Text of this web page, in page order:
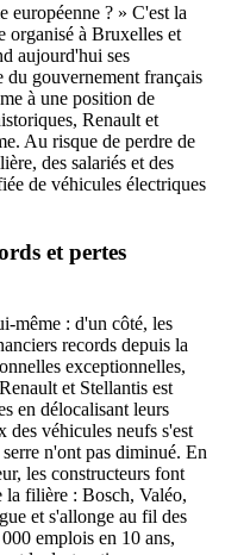
européenne ? » C'est la
organisé à Bruxelles et
aujourd'hui ses
du gouvernement français
à une position de
Renault et
Au risque de perdre de
des salariés et des
de véhicules électriques
et pertes
même : d'un côté, les
records depuis la
exceptionnelles,
et Stellantis est
en délocalisant leurs
véhicules neufs s'est
n'ont pas diminué. En
les constructeurs font
la filière : Bosch, Valéo,
et s'allonge au fil des
emplois en 10 ans,